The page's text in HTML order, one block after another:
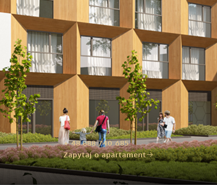
+ 48 888 740 685
Zapytaj o apartament